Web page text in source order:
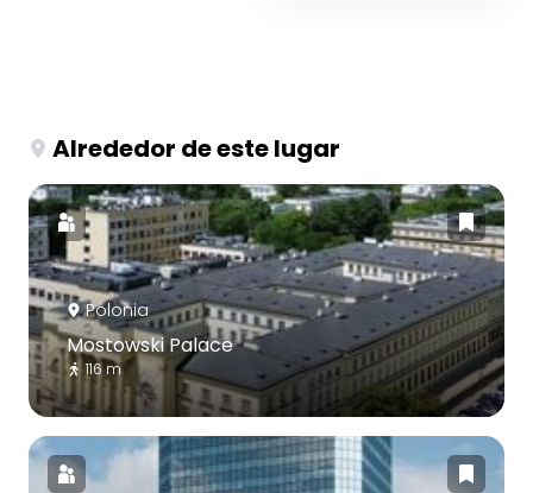
Alrededor de este lugar
Polonia
Mostowski Palace
116 m